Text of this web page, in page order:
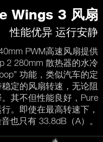
Wings 3 风扇
性能优异 运行安静
PWM高速风扇提供
2 280mm 散热器的水冷
功能，类似汽车的定
定的风扇转速，无论阻
其不但性能良好，Pure
。即使在最高转速下，
也只有 33.8dB（A）。